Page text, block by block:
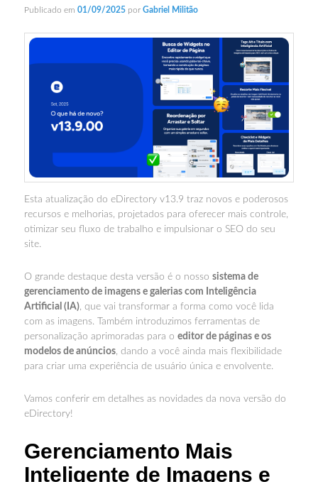
Publicado em01/09/2025 porGabriel Militão
Esta atualização do eDirectory v13.9 traz novos e poderosos
recursos e melhorias, projetados para oferecer mais controle,
otimizar seu fluxo de trabalho e impulsionar o SEO do seu
site.
O grande destaque desta versão é o nossosistema de
gerenciamento de imagens e galerias com Inteligência
Artificial (IA), que vai transformar a forma como você lida
com as imagens. Também introduzimos ferramentas de
personalização aprimoradas para oeditor de páginas e os
modelos de anúncios, dando a você ainda mais flexibilidade
para criar uma experiência de usuário única e envolvente.
Vamos conferir em detalhes as novidades da nova versão do
eDirectory!
Gerenciamento Mais
Inteligente de Imagens e